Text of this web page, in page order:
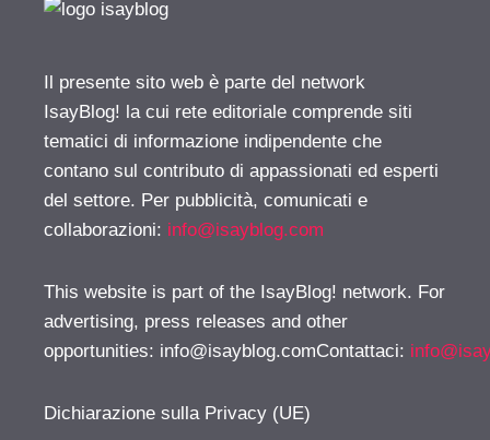
Il presente sito web è parte del network
IsayBlog! la cui rete editoriale comprende siti
tematici di informazione indipendente che
contano sul contributo di appassionati ed esperti
del settore. Per pubblicità, comunicati e
collaborazioni: info@isayblog.com
This website is part of the IsayBlog! network. For
advertising, press releases and other
opportunities: info@isayblog.comContattaci:
Dichiarazione sulla Privacy (UE)